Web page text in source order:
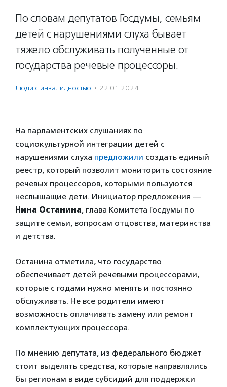
По словам депутатов Госдумы, семьям
детей с нарушениями слуха бывает
тяжело обслуживать полученные от
государства речевые процессоры.
Люди с инвалидностью · 22.01.2024
На парламентских слушаниях по
социокультурной интеграции детей с
нарушениями слуха предложили создать единый
реестр, который позволит мониторить состояние
речевых процессоров, которыми пользуются
неслышащие дети. Инициатор предложения —
Нина Останина, глава Комитета Госдумы по
защите семьи, вопросам отцовства, материнства
и детства.
Останина отметила, что государство
обеспечивает детей речевыми процессорами,
которые с годами нужно менять и постоянно
обслуживать. Не все родители имеют
возможность оплачивать замену или ремонт
комплектующих процессора.
По мнению депутата, из федерального бюджет
стоит выделять средства, которые направлялись
бы регионам в виде субсидий для поддержки